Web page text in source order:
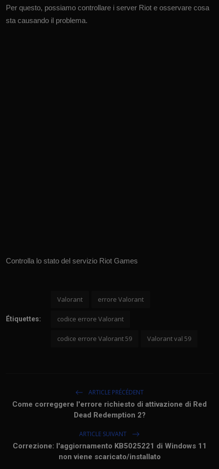
Per questo, possiamo controllare i server Riot e osservare cosa
sta causando il problema.
Controlla lo stato del servizio Riot Games
Étiquettes:
Valorant errore Valorant
codice errore Valorant
codice errore Valorant 59 Valorant val 59
ARTICLE PRÉCÉDENT
Come correggere l'errore richiesto di attivazione di Red
Dead Redemption 2?
ARTICLE SUIVANT
Correzione: l'aggiornamento KB5025221 di Windows 11
non viene scaricato/installato